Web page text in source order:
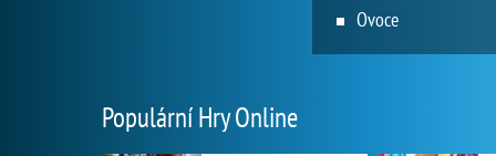
Ovoce
Populární Hry Online